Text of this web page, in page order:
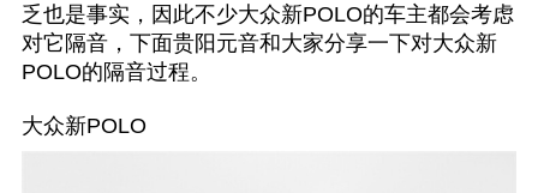
乏也是事实，因此不少大众新POLO的车主都会考虑
对它隔音，下面贵阳元音和大家分享一下对大众新
POLO的隔音过程。
大众新POLO